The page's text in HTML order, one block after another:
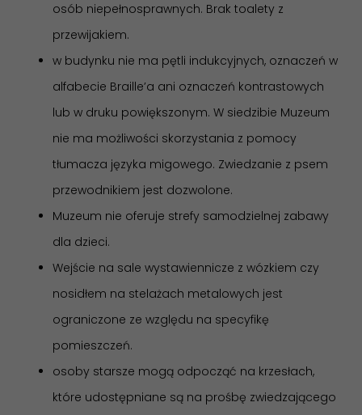
osób niepełnosprawnych. Brak toalety z
przewijakiem.
w budynku nie ma pętli indukcyjnych, oznaczeń w
alfabecie Braille’a ani oznaczeń kontrastowych
lub w druku powiększonym. W siedzibie Muzeum
nie ma możliwości skorzystania z pomocy
tłumacza języka migowego. Zwiedzanie z psem
przewodnikiem jest dozwolone.
Muzeum nie oferuje strefy samodzielnej zabawy
dla dzieci.
Wejście na sale wystawiennicze z wózkiem czy
nosidłem na stelażach metalowych jest
ograniczone ze względu na specyfikę
pomieszczeń.
osoby starsze mogą odpocząć na krzesłach,
które udostępniane są na prośbę zwiedzającego